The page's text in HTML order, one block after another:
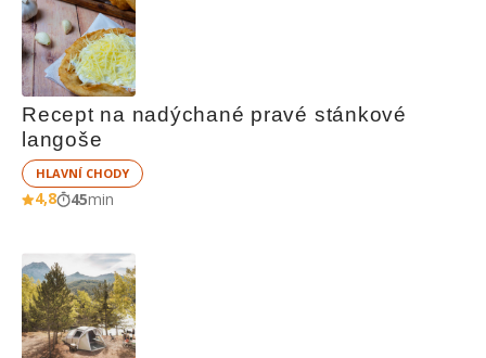
Recept na nadýchané pravé stánkové
langoše
HLAVNÍ CHODY
4,8 45min